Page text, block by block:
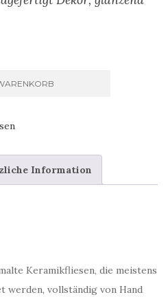
Information
Keramikfliesen, die meistens
werden, vollständig von Hand